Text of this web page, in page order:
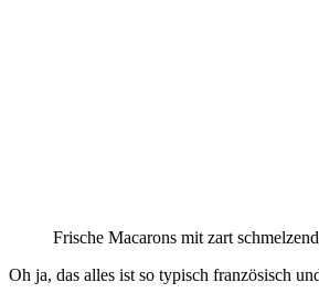
Frische Macarons mit zart
Oh ja, das alles ist so typisch französisch